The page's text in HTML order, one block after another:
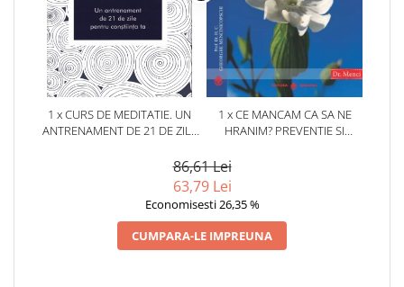
1 x CURS DE MEDITATIE. UN
ANTRENAMENT DE 21 DE ZILE
1 x CE MANCAM CA SA NE
HRANIM? PREVENTIE SI
CARDIOVASCULARE SI IN
86,61 Lei
63,79 Lei
Economisesti 26,35 %
CUMPARA-LE IMPREUNA